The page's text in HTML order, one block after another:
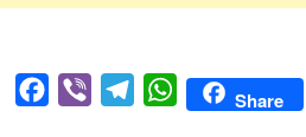
Facebook
Viber TelegramWhatsAppShare